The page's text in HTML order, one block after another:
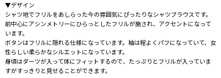
▼デザイン
シャツ地でフリルをあしらった今の雰囲気にぴったりなシャツブラウスです。
前中心にアシンメトリーにひらっとしたフリルが施され、アクセントになって
います。
ボタンはフリルに隠れる仕様になっています。袖は程よくパフになっていて、女
性らしい柔らかなシルエットになっています。
身頃はダーツが入って体にフィットするので、たっぷりとフリルが入っていま
すがすっきりと見せることができます。